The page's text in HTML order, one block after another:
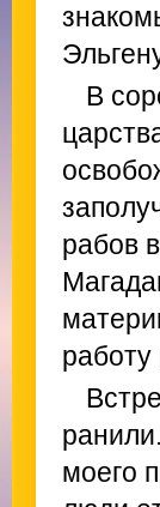
В
рабов
работу
моего